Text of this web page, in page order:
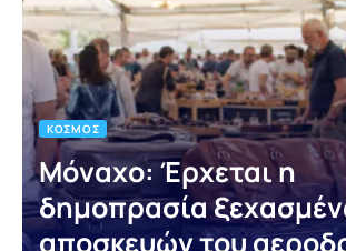
ΚΌΣΜΟΣ
Μόναχο: Έρχεται η
δημοπρασία
αποσκευών του